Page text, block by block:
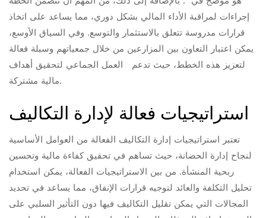
إجراءات لمراقبة الأداء المالي بشكل دوري، مما يساعد على اتخاذ
قرارات مدروسة تتعلق بالاستثمار والتوسع. وفي السياق الأوسع،
يمكن اعتبار التعاون بين المزارعين من خلال جمعياتهم وسيلة فعالة
لتعزيز هذه الخطط، حيث تدعم العمل الجماعي لتحقيق أهداف
مالية مشتركة.
استراتيجيات فعالة لإدارة التكاليف
تعتبر استراتيجيات إدارة التكاليف الفعالة من العوامل الأساسية
لنجاح إدارة الحضانة، حيث تساهم في تحقيق كفاءة مالية وتحسين
ربحية المنشأة. من بين الاستراتيجيات الفعالة، يمكن استخدام
تحليل التكلفة والعائد لتوجيه قرارات الإنفاق، مما يساعد في تحديد
المجالات التي يمكن تقليل التكاليف فيها دون التأثير السلبي على